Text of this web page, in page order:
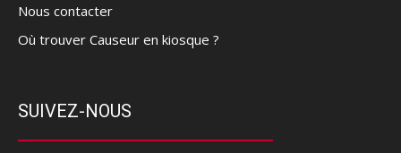
Nous contacter
Où trouver Causeur en kiosque ?
SUIVEZ-NOUS